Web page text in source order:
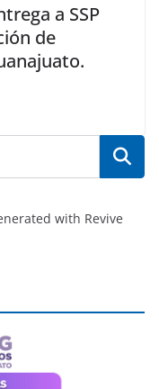
a SSP
de
with Revive